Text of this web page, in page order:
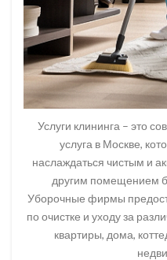
Услуги клининга – это
услуга в Москве,
наслаждаться чистым и
другим помещением
Уборочные фирмы
по очистке и уходу за
квартиры, дома,